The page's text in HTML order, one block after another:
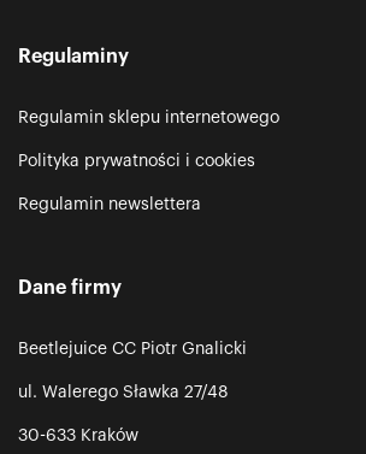
Regulaminy
Regulamin sklepu internetowego
Polityka prywatności i cookies
Regulamin newslettera
Dane firmy
Beetlejuice CC Piotr Gnalicki
ul. Walerego Sławka 27/48
30-633 Kraków